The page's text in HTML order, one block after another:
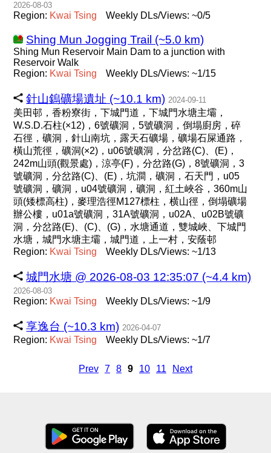
2026-08-03
Region: Kwai Tsing Weekly DLs/Views: ~0/5
Shing Mun Jogging Trail (~5.0 km)
Shing Mun Reservoir Main Dam to a junction with
Reservoir Walk
Region: Kwai Tsing Weekly DLs/Views: ~1/15
針山鎢礦場遺址 (~10.1 km) 2024-09-11
美田邨，香粉寮街，下城門道，下城門水塘主壩，
W.S.D.石柱(×12)，6號礦洞，5號礦洞，倒塌廚房，碎
石徑，礦洞，針山南坑，露天石礦場，礦場石屎通路，
橫山荒徑，礦洞(×2)，u06號礦洞，分岔路(C)、(E)，
242m山頭(觀景處)，涼亭(F)，分岔路(G)，8號礦洞，3
號礦洞，分岔路(C)、(E)，坑澗，礦洞，石天門，u05
號礦洞，礦洞，u04號礦洞，礦洞，紅土峽谷，360m山
頭(矮標高柱)，麥理浩徑M127標柱，横山徑，倒塌礦場
辦公樓，u01a號礦洞，31A號礦洞，u02A、u02B號礦
洞，分岔路(E)、(C)、(G)，水塘通道，雙城峽、下城門
水塘，城門水塘主壩，城門道，上一村，安蔭邨
Region: Kwai Tsing Weekly DLs/Views: ~1/13
城門水塘 @ 2026-08-03 12:35:07 (~4.4 km)
2026-08-03
Region: Kwai Tsing Weekly DLs/Views: ~1/9
享逸台 (~10.3 km) 2026-04-07
Region: Kwai Tsing Weekly DLs/Views: ~1/7
Prev 7 8 9 10 11 Next